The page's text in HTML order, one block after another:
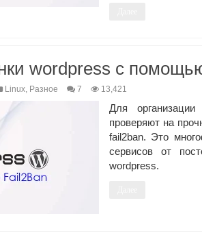
wordpress с
Linux, Разное 7 13,421
Для
проверяют на
fail2ban. Это
сервисов от
wordpress.